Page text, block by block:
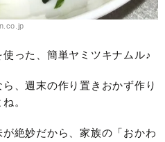
った、簡単ヤミツキナムル♪
、週末の作り置きおかず作り
。
絶妙だから、家族の「おかわ